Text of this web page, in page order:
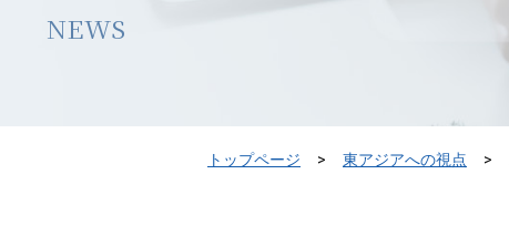
NEWS
トップページ 東アジアへの視点